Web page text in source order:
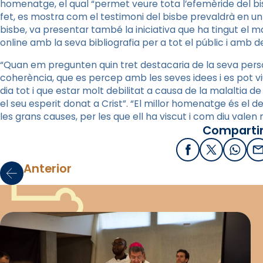
homenatge, el qual “permet veure tota l’efemèride del
fet, es mostra com el testimoni del bisbe prevaldrà en
bisbe, va presentar també la iniciativa que ha tingut el
online amb la seva bibliografia per a tot el públic i amb
“Quan em pregunten quin tret destacaria de la seva
coherència, que es percep amb les seves idees i es pot
dia tot i que estar molt debilitat a causa de la malaltia
el seu esperit donat a Crist”. “El millor homenatge és el
les grans causes, per les que ell ha viscut i com diu valen
FacebookX / Twitter
Anterior